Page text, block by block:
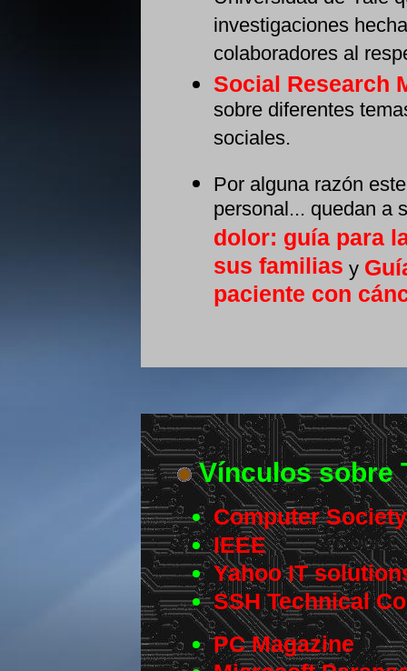
investigaciones
colaboradores al
Social Research
sobre diferentes
sociales.
Por alguna razón
personal... quedan a
dolor: guía para
sus familias y
paciente con
Vínculos sobre
Computer Society
IEEE
Yahoo IT
SSH Technical
PC Magazine